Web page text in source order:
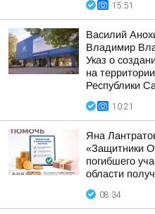
15:51
Василий
Владимир
Указ о
на
Республики
10:21
Яна
«Защитники
погибшего
области
08:34